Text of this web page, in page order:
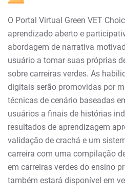
O Portal Virtual Green VET
aprendizado aberto e
abordagem de narrativa
usuário a tomar suas próprias
sobre carreiras verdes. As
digitais serão promovidas por
técnicas de cenário baseadas
usuários a finais de histórias
resultados de aprendizagem
validação de crachá e um
carreira com uma compilação
em carreiras verdes do ensino
também estará disponível em